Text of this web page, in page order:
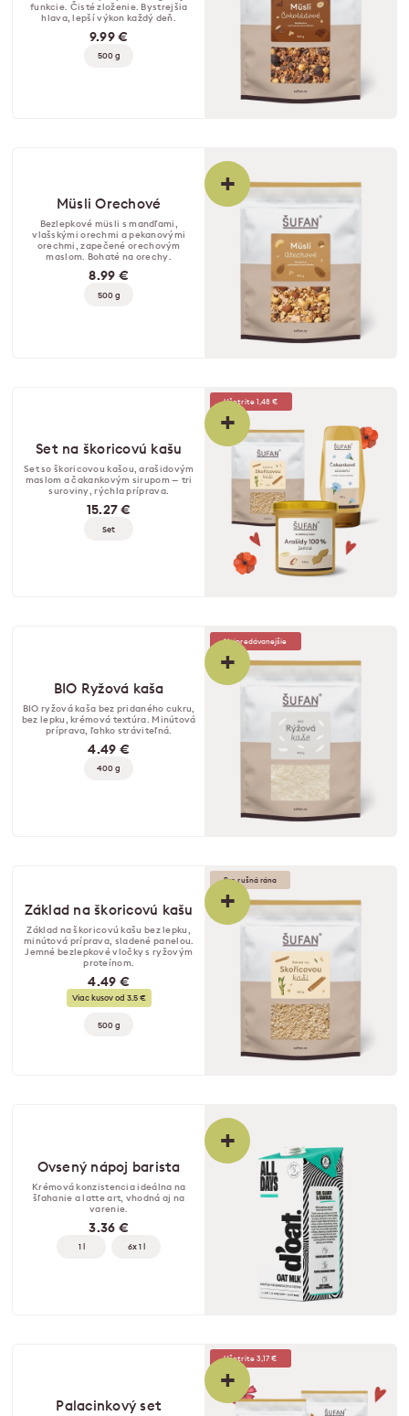
funkcie. Čisté zloženie. Bystrejšia
hlava, lepší výkon každý deň.
9.99 €
500 g
+
Müsli Orechové
Bezlepkové müsli s mandľami,
vlašskými orechmi a pekanovými
orechmi, zapečené orechovým
maslom. Bohaté na orechy.
8.99 €
500 g
+
Ušetrite 1,48 €
Set na škoricovú kašu
Set so škoricovou kašou, arašidovým
maslom a čakankovým sirupom — tri
suroviny, rýchla príprava.
15.27 €
Set
+
Najpredávanejšie
BIO Ryžová kaša
BIO ryžová kaša bez pridaného cukru,
bez lepku, krémová textúra. Minútová
príprava, ľahko stráviteľná.
4.49 €
400 g
+
Pre rušná rána
Základ na škoricovú kašu
Základ na škoricovú kašu bez lepku,
minútová príprava, sladené panelou.
Jemné bezlepkové vločky s ryžovým
proteínom.
4.49 €
Viac kusov od 3.5 €
500 g
+
Ovsený nápoj barista
Krémová konzistencia ideálna na
šľahanie a latte art, vhodná aj na
varenie.
3.36 €
1 l 6x 1 l
+
Ušetrite 3,17 €
Palacinkový set